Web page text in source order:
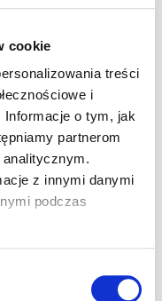
cookie
treści
i
o tym, jak
partnerom
z innymi danymi
podczas